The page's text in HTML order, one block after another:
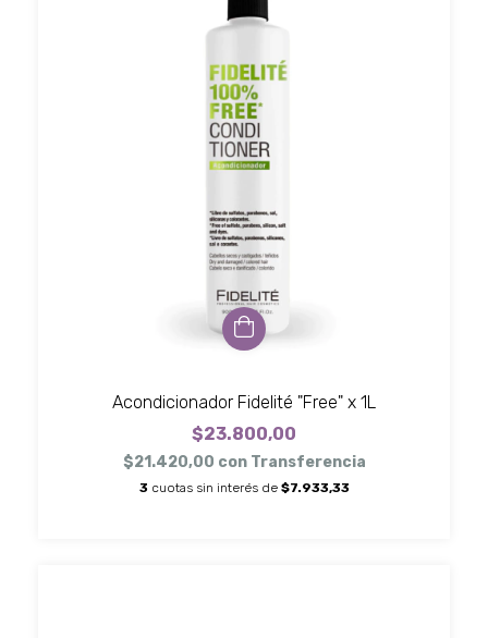
Acondicionador Fidelité "Free" x 1L
$23.800,00
$21.420,00 con Transferencia
3 cuotas sin interés de $7.933,33